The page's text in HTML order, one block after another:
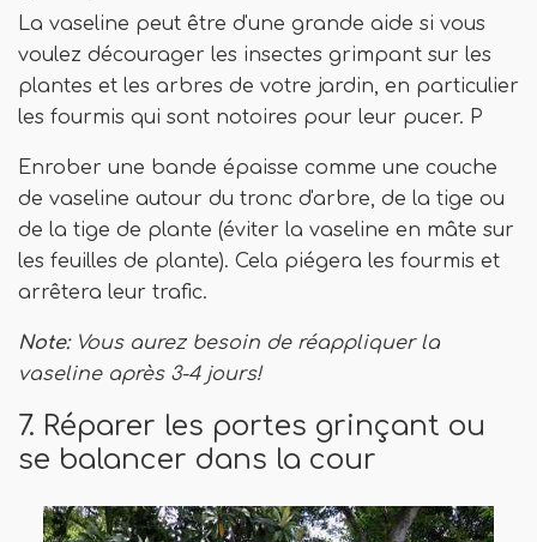
La vaseline peut être d'une grande aide si vous
voulez décourager les insectes grimpant sur les
plantes et les arbres de votre jardin, en particulier
les fourmis qui sont notoires pour leur pucer. P
Enrober une bande épaisse comme une couche
de vaseline autour du tronc d'arbre, de la tige ou
de la tige de plante (éviter la vaseline en mâte sur
les feuilles de plante). Cela piégera les fourmis et
arrêtera leur trafic.
Note:Vous aurez besoin de réappliquer la
vaseline après 3-4 jours!
7. Réparer les portes grinçant ou
se balancer dans la cour